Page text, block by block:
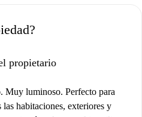
propietario
Muy luminoso. Perfecto para
las habitaciones, exteriores y